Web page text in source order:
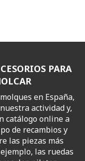
PARA
en España,
actividad y,
catálogo online a
de recambios y
las piezas más
las ruedas